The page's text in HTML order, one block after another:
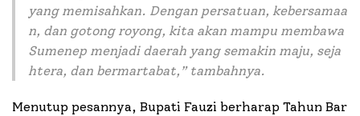
yang memisahkan. Dengan persatuan, kebersamaa
n, dan gotong royong, kita akan mampu membawa
Sumenep menjadi daerah yang semakin maju, seja
htera, dan bermartabat,” tambahnya.
Menutup pesannya, Bupati Fauzi berharap Tahun Bar